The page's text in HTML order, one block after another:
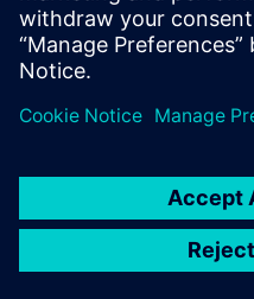
upravljanje širokopojasnim
generacije SiC i GAN.